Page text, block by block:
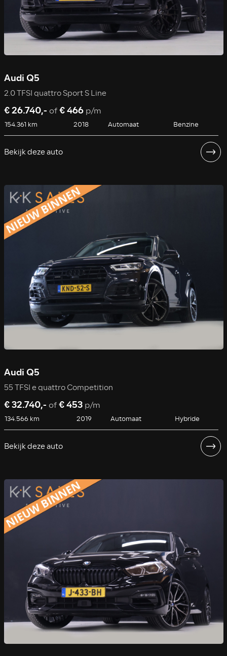
Audi Q5
2.0 TFSI quattro Sport S Line
€ 26.740,- of€ 466 p/m
154.361 km 2018 Automaat Benzine
Bekijk deze auto
Audi Q5
55 TFSI e quattro Competition
€ 32.740,- of€ 453 p/m
134.566 km 2019 Automaat Hybride
Bekijk deze auto